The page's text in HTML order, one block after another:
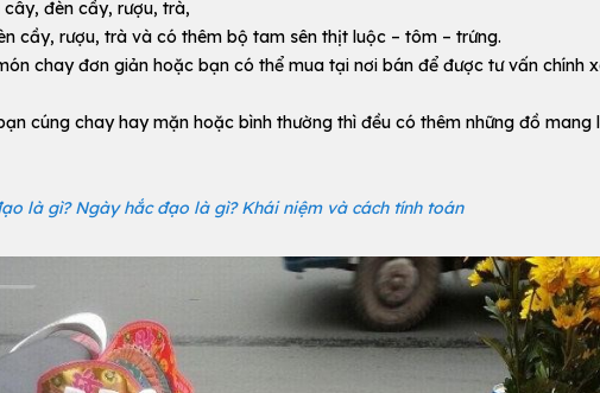
đèn cầy, rượu, trà,
cầy, rượu, trà và có thêm bộ tam sên thịt luộc – tôm – trứng.
chay đơn giản hoặc bạn có thể mua tại nơi bán để được tư vấn chính
cúng chay hay mặn hoặc bình thường thì đều có thêm những đồ
là gì? Ngày hắc đạo là gì? Khái niệm và cách tính toán